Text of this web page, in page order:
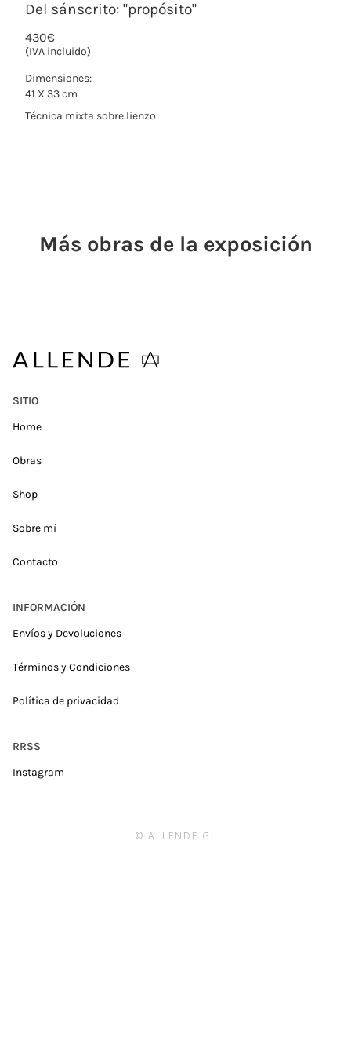
Del sánscrito: "propósito"
430€
(IVA incluido)
Dimensiones:
41 X 33 cm
Técnica mixta sobre lienzo
Más obras de la exposición
SITIO
Home
Obras
Shop
Sobre mí
Contacto
INFORMACIÓN
Envíos y Devoluciones
Términos y Condiciones
Política de privacidad
RRSS
Instagram
© ALLENDE GL